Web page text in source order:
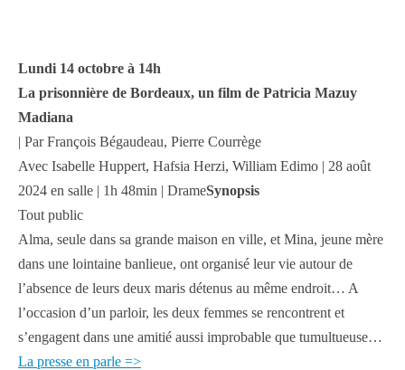
Lundi 14 octobre à 14h
La prisonnière de Bordeaux, un film de Patricia Mazuy
Madiana
| Par François Bégaudeau, Pierre Courrège
Avec Isabelle Huppert, Hafsia Herzi, William Edimo | 28 août
2024 en salle | 1h 48min | DrameSynopsis
Tout public
Alma, seule dans sa grande maison en ville, et Mina, jeune mère
dans une lointaine banlieue, ont organisé leur vie autour de
l’absence de leurs deux maris détenus au même endroit… A
l’occasion d’un parloir, les deux femmes se rencontrent et
s’engagent dans une amitié aussi improbable que tumultueuse…
La presse en parle =>